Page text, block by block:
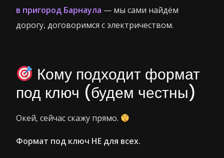
в пригород Барнаула — мы сами найдём
дорогу, договоримся с электричеством.
Кому подходит формат
под ключ (будем честны)
Окей, сейчас скажу прямо.
Формат под ключ НЕ для всех.